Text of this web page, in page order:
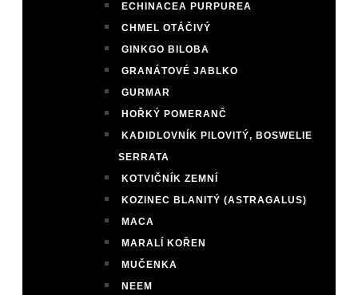
ECHINACEA PURPUREA
CHMEL OTÁČIVÝ
GINKGO BILOBA
GRANÁTOVÉ JABLKO
GURMAR
HOŘKÝ POMERANČ
KADIDLOVNÍK PILOVITÝ, BOSWELIE
SERRATA
KOTVIČNÍK ZEMNÍ
KOZINEC BLANITÝ (ASTRAGALUS)
MACA
MARALÍ KOŘEN
MUČENKA
NEEM